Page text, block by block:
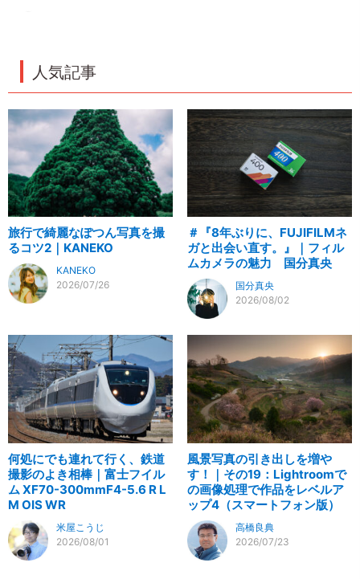
人気記事
旅行で綺麗なぽつん写真を撮
るコツ2｜KANEKO
KANEKO
2026/07/26
＃『8年ぶりに、FUJIFILMネ
ガと出会い直す。』｜フィル
ムカメラの魅力 国分真央
国分真央
2026/08/02
何処にでも連れて行く、鉄道
撮影のよき相棒｜富士フイル
ム XF70-300mmF4-5.6 R L
M OIS WR
米屋こうじ
2026/08/01
風景写真の引き出しを増や
す！｜その19：Lightroomで
の画像処理で作品をレベルア
ップ4（スマートフォン版）
高橋良典
2026/07/23